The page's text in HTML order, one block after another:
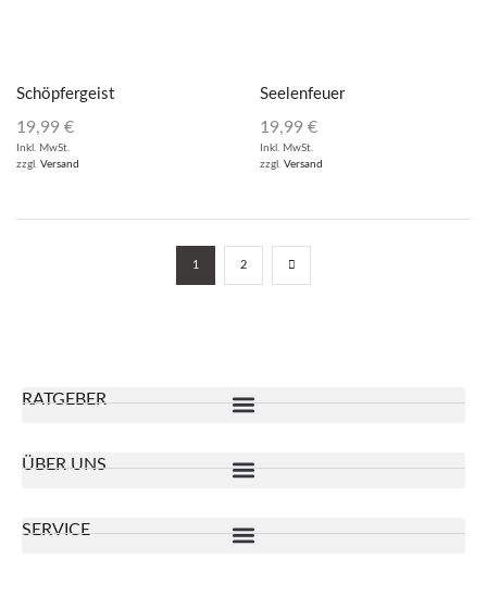
Schöpfergeist
19,99 €
Inkl. MwSt.
zzgl. Versand
Seelenfeuer
19,99 €
Inkl. MwSt.
zzgl. Versand
1 2
RATGEBER
ÜBER UNS
SERVICE